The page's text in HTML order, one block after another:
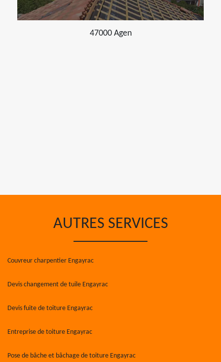
47000 Agen
AUTRES SERVICES
Couvreur charpentier Engayrac
Devis changement de tuile Engayrac
Devis fuite de toiture Engayrac
Entreprise de toiture Engayrac
Pose de bâche et bâchage de toiture Engayrac